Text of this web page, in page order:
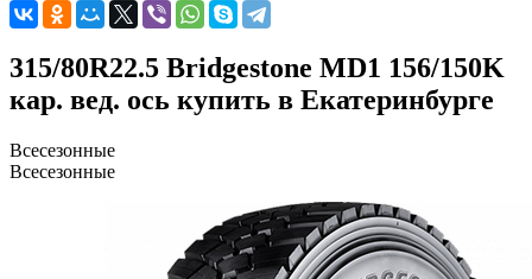
315/80R22.5 Bridgestone MD1 156/150K
кар. вед. ось купить в Екатеринбурге
Всесезонные
Всесезонные